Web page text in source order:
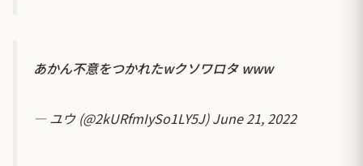
あかん不意をつかれたwクソワロタ www
— ユウ (@2kURfmIySo1LY5J)June 21, 2022